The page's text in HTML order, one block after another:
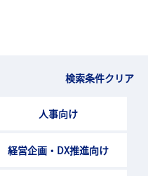
検索条件クリア
人事向け
経営企画・DX推進向け